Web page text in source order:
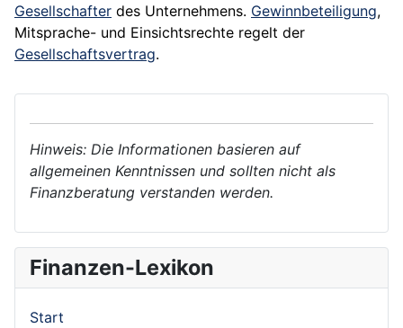
Gesellschafter des Unternehmens. Gewinnbeteiligung,
Mitsprache- und Einsichtsrechte regelt der
Gesellschaftsvertrag.
Hinweis: Die Informationen basieren auf
allgemeinen Kenntnissen und sollten nicht als
Finanzberatung verstanden werden.
Finanzen-Lexikon
Start